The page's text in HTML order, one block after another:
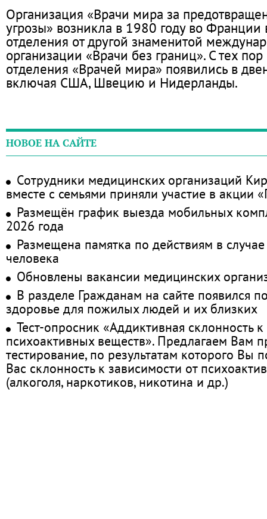
Организация «Врачи мира за
угрозы» возникла в 1980 году во Франции
отделения от другой знаменитой
организации «Врачи без границ». С тех
отделения «Врачей мира» появились в
включая США, Швецию и Нидерланды.
НОВОЕ НА САЙТЕ
Сотрудники медицинских организаций
вместе с семьями приняли участие в акции
Размещён график выезда мобильных
2026 года
Размещена памятка по действиям в
человека
Обновлены вакансии медицинских
В разделе Гражданам на сайте появился
здоровье для пожилых людей и их близких
Тест-опросник «Аддиктивная склонность
психоактивных веществ». Предлагаем Вам
тестирование, по результатам которого Вы
Вас склонность к зависимости от
(алкоголя, наркотиков, никотина и др.)